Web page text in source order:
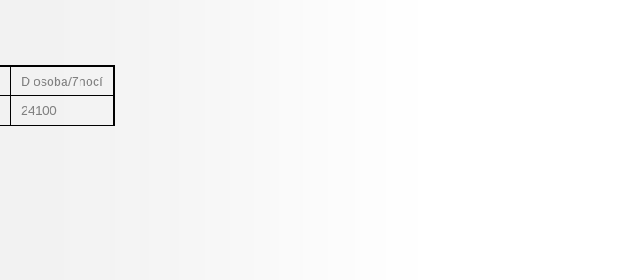
D osoba/7nocí
24100